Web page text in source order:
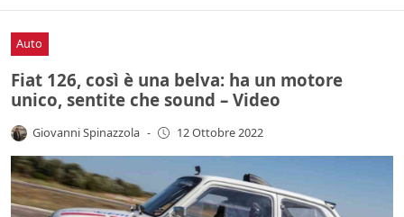
Auto
Fiat 126, così è una belva: ha un motore
unico, sentite che sound – Video
Giovanni Spinazzola - 12 Ottobre 2022